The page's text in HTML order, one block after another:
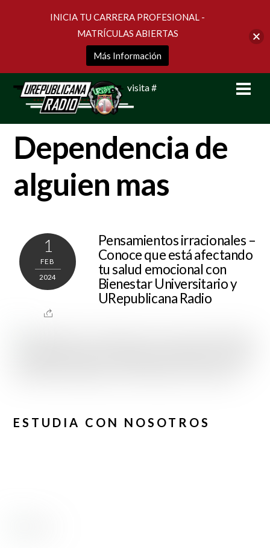
visita #
Dependencia de
alguien mas
1
FEB
2024
Pensamientos irracionales –
Conoce que está afectando
tu salud emocional con
Bienestar Universitario y
URepublicana Radio
ESTUDIA CON NOSOTROS
INICIA TU CARRERA PROFESIONAL -
MATRÍCULAS ABIERTAS
Más Información